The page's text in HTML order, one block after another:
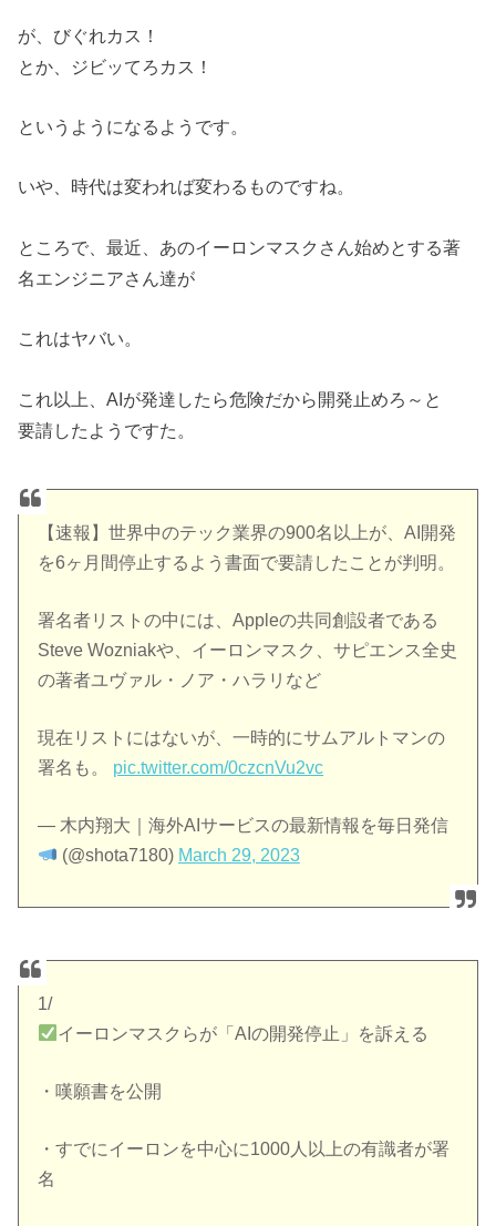
が、びぐれカス！
とか、ジビッてろカス！
というようになるようです。
いや、時代は変われば変わるものですね。
ところで、最近、あのイーロンマスクさん始めとする著
名エンジニアさん達が
これはヤバい。
これ以上、AIが発達したら危険だから開発止めろ～と
要請したようですた。
【速報】世界中のテック業界の900名以上が、AI開発
を6ヶ月間停止するよう書面で要請したことが判明。
署名者リストの中には、Appleの共同創設者である
Steve Wozniakや、イーロンマスク、サピエンス全史
の著者ユヴァル・ノア・ハラリなど
現在リストにはないが、一時的にサムアルトマンの
署名も。 pic.twitter.com/0czcnVu2vc
— 木内翔大｜海外AIサービスの最新情報を毎日発信
(@shota7180) March 29, 2023
1/
イーロンマスクらが「AIの開発停止」を訴える
・嘆願書を公開
・すでにイーロンを中心に1000人以上の有識者が署
名